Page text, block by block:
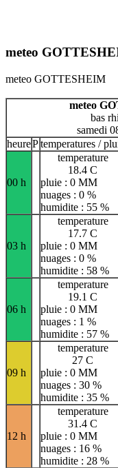
meteo
meteo GOTTESHEIM
meteo
bas
samedi
heurePtemperatures /
00 h
temperature
18.4 C
pluie : 0 MM
nuages : 0 %
humidite : 55 %
03 h
temperature
17.7 C
pluie : 0 MM
nuages : 0 %
humidite : 58 %
06 h
temperature
19.1 C
pluie : 0 MM
nuages : 1 %
humidite : 57 %
09 h
temperature
27 C
pluie : 0 MM
nuages : 30 %
humidite : 35 %
12 h
temperature
31.4 C
pluie : 0 MM
nuages : 16 %
humidite : 28 %